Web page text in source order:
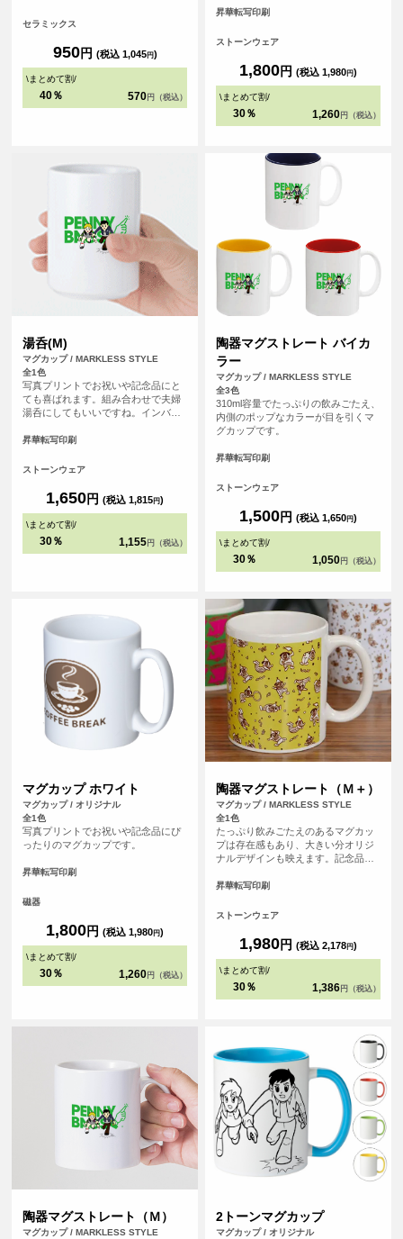
セラミックス
950円 (税込 1,045円)
\まとめて割/
40％ 570 円（税込）
昇華転写印刷
ストーンウェア
1,800円 (税込 1,980円)
\まとめて割/
30％ 1,260 円（税込）
湯呑(M)
マグカップ / MARKLESS STYLE
全1色
写真プリントでお祝いや記念品にと
ても喜ばれます。組み合わせで夫婦
湯呑にしてもいいですね。インバウ
屋さんでの即席オリジナル湯呑みと
昇華転写印刷
ストーンウェア
1,650円 (税込 1,815円)
\まとめて割/
30％ 1,155 円（税込）
陶器マグストレート バイカ
ラー
マグカップ / MARKLESS STYLE
全3色
310ml容量でたっぷりの飲みごたえ、
内側のポップなカラーが目を引くマ
グカップです。
昇華転写印刷
ストーンウェア
1,500円 (税込 1,650円)
\まとめて割/
30％ 1,050 円（税込）
マグカップ ホワイト
マグカップ / オリジナル
全1色
写真プリントでお祝いや記念品にぴ
ったりのマグカップです。
昇華転写印刷
磁器
1,800円 (税込 1,980円)
\まとめて割/
30％ 1,260 円（税込）
陶器マグストレート（Ｍ＋）
マグカップ / MARKLESS STYLE
全1色
たっぷり飲みごたえのあるマグカッ
プは存在感もあり、大きい分オリジ
ナルデザインも映えます。記念品や
しい記念マグにオリジナルフルカラ
昇華転写印刷
ストーンウェア
1,980円 (税込 2,178円)
\まとめて割/
30％ 1,386 円（税込）
陶器マグストレート（Ｍ）
マグカップ / MARKLESS STYLE
2トーンマグカップ
マグカップ / オリジナル